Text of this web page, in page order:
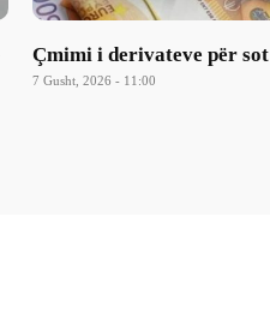
Çmimi i derivateve për sot
7 Gusht, 2026 - 11:00